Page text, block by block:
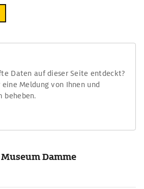
Daten auf dieser Seite entdeckt?
Meldung von Ihnen und
beheben.
Damme